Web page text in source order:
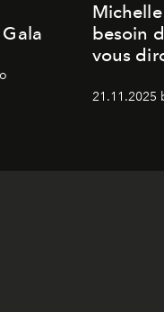
besoin
vous
21.11.2025